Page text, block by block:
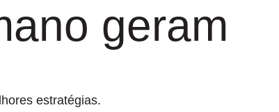
geram
estratégias.